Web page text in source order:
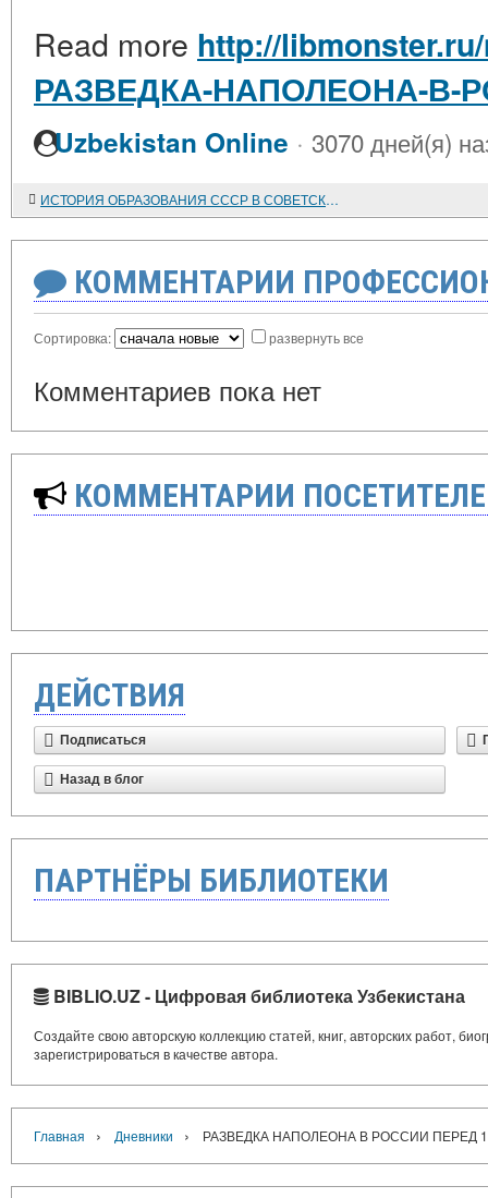
Read more http://
РАЗВЕДКА-НАПОЛЕОНА-В-
Uzbekistan Online · 3070 дней(я)
ИСТОРИЯ ОБРАЗОВАНИЯ СССР В СОВЕТСКОЙ ЛИТЕРАТУРЕ ПОСЛЕДНЕГО ДЕСЯТИЛЕТИЯ
КОММЕНТАРИИ
Сортировка: развернуть все
Комментариев пока нет
КОММЕНТАРИИ
ДЕЙСТВИЯ
Подписаться
Назад в блог
ПАРТНЁРЫ БИБЛИОТЕКИ
BIBLIO.UZ - Цифровая библиотека Узбекистана
Создайте свою авторскую коллекцию статей, книг, авторских работ,
зарегистрироваться в качестве автора.
Главная › Дневники › РАЗВЕДКА НАПОЛЕОНА В РОССИИ ПЕРЕД